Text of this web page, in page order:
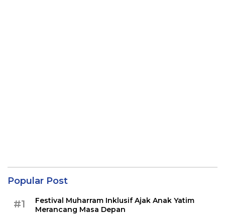
Popular Post
#1
Festival Muharram Inklusif Ajak Anak Yatim
Merancang Masa Depan